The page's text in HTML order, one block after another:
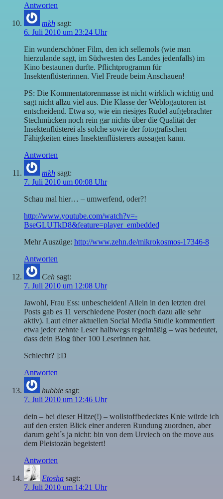
Antworten
mkh sagt:
6. Juli 2010 um 23:24 Uhr
Ein wunderschöner Film, den ich sellemols (wie man
hierzulande sagt, im Südwesten des Landes jedenfalls) im
Kino bestaunen durfte. Pflichtprogramm für
Insektenflüsterinnen. Viel Freude beim Anschauen!
PS: Die Kommentatorenmasse ist nicht wirklich wichtig und
sagt nicht allzu viel aus. Die Klasse der Weblogautoren ist
entscheidend. Etwa so, wie ein riesiges Rudel aufgebrachter
Stechmücken noch rein gar nichts über die Qualität der
Insektenflüsterei als solche sowie der fotografischen
Fähigkeiten eines Insektenflüsterers aussagen kann.
Antworten
mkh sagt:
7. Juli 2010 um 00:08 Uhr
Schau mal hier… – umwerfend, oder?!
http://www.youtube.com/watch?v=-
BseGLUTkD8&feature=player_embedded
Mehr Auszüge: http://www.zehn.de/mikrokosmos-17346-8
Antworten
Ceh sagt:
7. Juli 2010 um 12:08 Uhr
Jawohl, Frau Ess: unbescheiden! Allein in den letzten drei
Posts gab es 11 verschiedene Poster (noch dazu alle sehr
aktiv). Laut einer aktuellen Social Media Studie kommentiert
etwa jeder zehnte Leser halbwegs regelmäßig – was bedeutet,
dass dein Blog über 100 LeserInnen hat.
Schlecht? ]:D
Antworten
hubbie sagt:
7. Juli 2010 um 12:46 Uhr
dein – bei dieser Hitze(!) – wollstoffbedecktes Knie würde ich
auf den ersten Blick einer anderen Rundung zuordnen, aber
darum geht´s ja nicht: bin von dem Urviech on the move aus
dem Pleistozän begeistert!
Antworten
Etosha sagt:
7. Juli 2010 um 14:21 Uhr